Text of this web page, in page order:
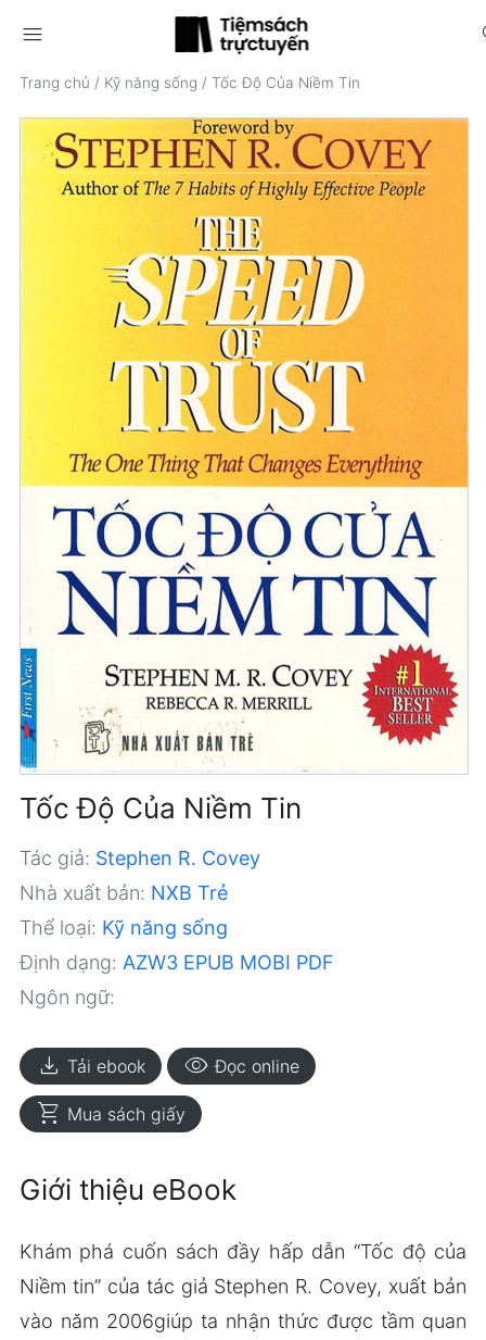
menu
Trang chủ / Kỹ năng sống / Tốc Độ Của Niềm Tin
Tốc Độ Của Niềm Tin
Tác giả: Stephen R. Covey
Nhà xuất bản: NXB Trẻ
Thể loại: Kỹ năng sống
Định dạng: AZW3 EPUB MOBI PDF
Ngôn ngữ:
download Tải ebook visibility Đọc online
shopping_cart Mua sách giấy
Giới thiệu eBook
Khám phá cuốn sách đầy hấp dẫn “Tốc độ của
Niềm tin” của tác giả Stephen R. Covey, xuất bản
vào năm 2006giúp ta nhận thức được tầm quan